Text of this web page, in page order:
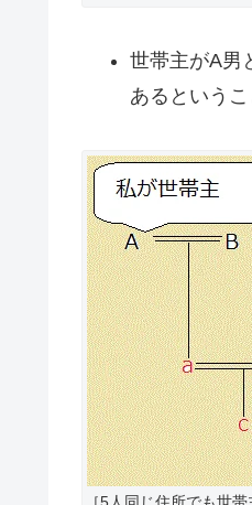
世帯主がA男
あるというこ
［5人同じ住所でも世